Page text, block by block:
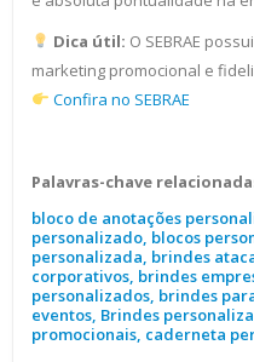
Dica útil: O SEBRAE
marketing promocional e
Confira no SEBRAE
Palavras-chave
bloco de anotações
personalizado, blocos
personalizada, brindes
corporativos, brindes
personalizados, brindes
eventos, Brindes
promocionais, caderneta